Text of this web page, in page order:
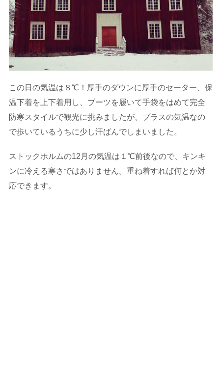
この日の気温は８℃！厚手のダウンに厚手のセーター、保
温下着を上下着用し、ブーツを履いて手袋をはめて完全
防寒スタイルで観光に挑みましたが、プラスの気温なの
で歩いているうちに少し汗ばんでしまいました。
ストックホルムの12月の気温は１℃前後なので、キンキ
ンに冷える寒さではありません。重ね着すれば何とか対
応できます。